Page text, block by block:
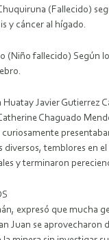
(Fallecido)
y cáncer al hígado.
(Niño fallecido) Según
Javier Gutierrez
Chaguado
diversos, temblores en el
y terminaron
expresó que mucha
Juan se aprovecharon